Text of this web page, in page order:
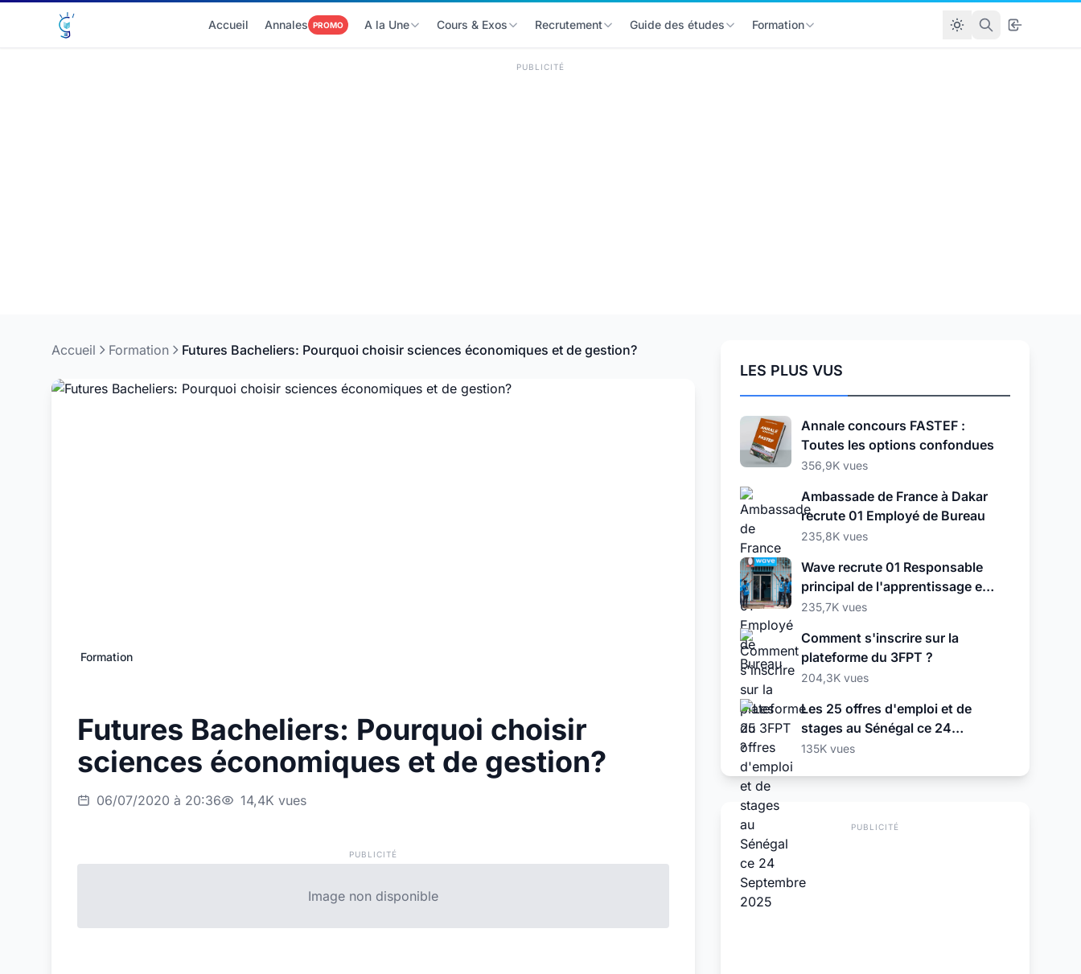
Accueil Annales PROMO A la Une Cours & Exos Recrutement Guide des études Formation
PUBLICITÉ
Accueil Formation Futures Bacheliers: Pourquoi choisir sciences économiques et de gestion?
Formation
Futures Bacheliers: Pourquoi choisir
sciences économiques et de gestion?
06/07/2020 à 20:36 14,4K vues
PUBLICITÉ
Image non disponible
LES PLUS VUS
Annale concours FASTEF :
Toutes les options confondues
356,9K vues
Ambassade de France à Dakar
recrute 01 Employé de Bureau
235,8K vues
Wave recrute 01 Responsable
principal de l'apprentissage et
du développement
235,7K vues
Comment s'inscrire sur la
plateforme du 3FPT ?
204,3K vues
Les 25 offres d'emploi et de
stages au Sénégal ce 24
Septembre 2025
135K vues
PUBLICITÉ